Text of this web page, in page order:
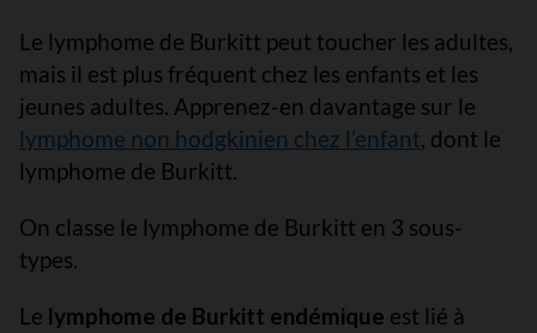
Le lymphome de Burkitt peut toucher les adultes,
mais il est plus fréquent chez les enfants et les
jeunes adultes. Apprenez-en davantage sur le
lymphome non hodgkinien chez l’enfant, dont le
lymphome de Burkitt.
On classe le lymphome de Burkitt en 3 sous-
types.
Le lymphome de Burkitt endémique est lié à